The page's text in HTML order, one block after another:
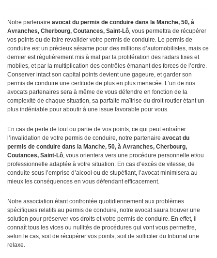
Notre partenaire avocat du permis de conduire dans la Manche, 50, à
Avranches, Cherbourg, Coutances, Saint-Lô, vous permettra de récupérer
vos points ou de faire revalider votre permis de conduire. Le permis de
conduire est un précieux sésame pour des millions d’automobilistes, mais ce
dernier est régulièrement mis à mal par la prolifération des radars fixes et
mobiles, et par la multiplication des contrôles émanant des forces de l’ordre.
Conserver intact son capital points devient une gageure, et garder son
permis de conduire une certitude de plus en plus menacée. L’un de nos
avocats partenaires sera à même de vous défendre en fonction de la
complexité de chaque situation, sa parfaite maîtrise du droit routier étant un
plus indéniable pour aboutir à une issue favorable pour vous.
En cas de perte de tout ou partie de vos points, ce qui peut entraîner
l’invalidation de votre permis de conduire, notre partenaire avocat du
permis de conduire dans la Manche, 50, à Avranches, Cherbourg,
Coutances, Saint-Lô, vous orientera vers une procédure personnelle et/ou
professionnelle adaptée à votre situation. En cas d’excès de vitesse, de
conduite sous l’emprise d’alcool ou de stupéfiant, l’avocat minimisera au
mieux les conséquences en vous défendant efficacement.
Notre association étant confrontée quotidiennement aux problèmes
spécifiques relatifs au permis de conduire, notre avocat saura trouver une
solution pour préserver vos droits et votre permis de conduire. En effet, il
connaît tous les vices ou nullités de procédures qui vont vous permettre,
selon le cas, soit de récupérer vos points, soit de solliciter du tribunal une
relaxe.